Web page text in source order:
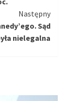
Następny
Sąd
nielegalna